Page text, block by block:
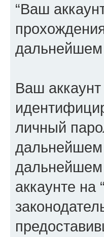
“Ваш
Ваш
личный
дальнейшем
аккаунте на